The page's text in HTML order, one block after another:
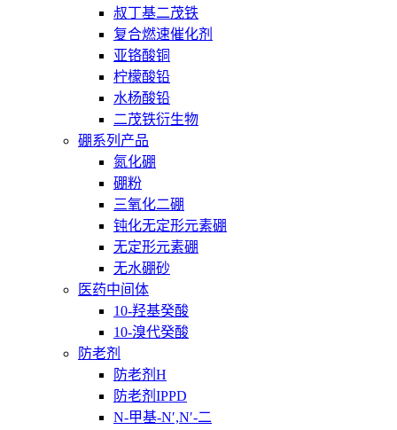
叔丁基二茂铁
复合燃速催化剂
亚铬酸铜
柠檬酸铅
水杨酸铅
二茂铁衍生物
硼系列产品
氮化硼
硼粉
三氧化二硼
钝化无定形元素硼
无定形元素硼
无水硼砂
医药中间体
10-羟基癸酸
10-溴代癸酸
防老剂
防老剂H
防老剂IPPD
N-甲基-N′,N′-二